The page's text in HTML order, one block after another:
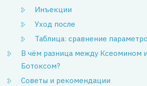
Инъекции
Уход после
Таблица: сравнение
В чём разница между Ксеомином
Ботоксом?
Советы и рекомендации